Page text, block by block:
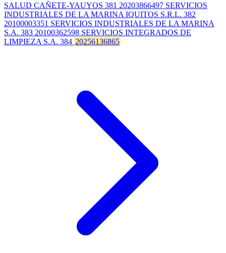
SALUD CAÑETE-YAUYOS 381 20203866497 SERVICIOS
INDUSTRIALES DE LA MARINA IQUITOS S.R.L. 382
20100003351 SERVICIOS INDUSTRIALES DE LA MARINA
S.A. 383 20100362598 SERVICIOS INTEGRADOS DE
LIMPIEZA S.A. 384 20256136865